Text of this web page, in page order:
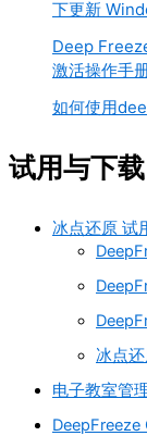
下更新
Deep
激活操作手
如何使用
试用与下载
冰点还原 试
冰点
电子教室管
DeepFreeze